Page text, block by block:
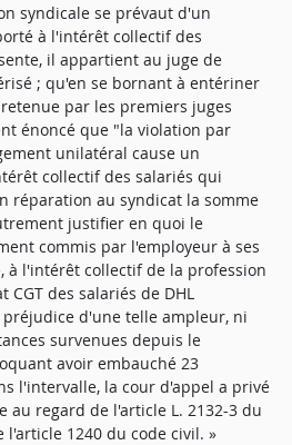
syndicale se prévaut d'un
à l'intérêt collectif des
il appartient au juge de
; qu'en se bornant à entériner
par les premiers juges
énoncé que "la violation par
unilatéral cause un
collectif des salariés qui
réparation au syndicat la somme
justifier en quoi le
commis par l'employeur à ses
à l'intérêt collectif de la profession
des salariés de DHL
d'une telle ampleur, ni
survenues depuis le
avoir embauché 23
l'intervalle, la cour d'appel a privé
au regard de l'article L. 2132-3 du
1240 du code civil. »